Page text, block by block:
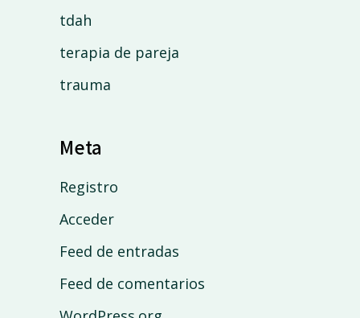
tdah
terapia de pareja
trauma
Meta
Registro
Acceder
Feed de entradas
Feed de comentarios